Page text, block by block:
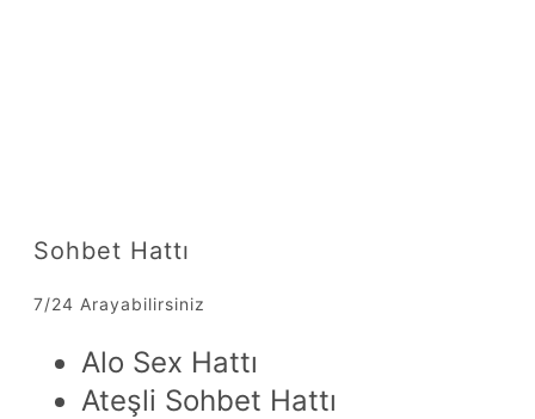
Sohbet Hattı
7/24 Arayabilirsiniz
Alo Sex Hattı
Ateşli Sohbet Hattı